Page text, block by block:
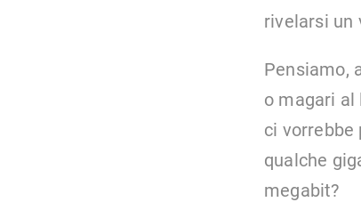
rivelarsi un
Pensiamo,
o magari al
ci
qualche
megabit?